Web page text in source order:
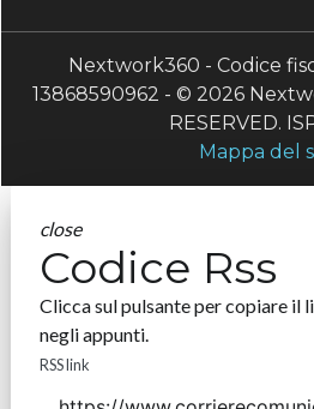
Nextwork360 - Codice
13868590962 - © 2026
RESERVED.
Mappa del
close
Codice Rss
Clicca sul pulsante per copiare il
negli appunti.
RSS link